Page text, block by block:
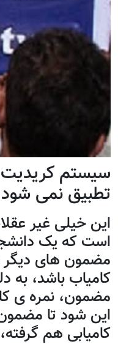
سیستم کریدیت
تطبیق نمی
این خیلی غیر
است که یک
مضمون های دیگر
کامیاب باشد، به
مضمون، نمره ی
این شود تا
کامیابی هم